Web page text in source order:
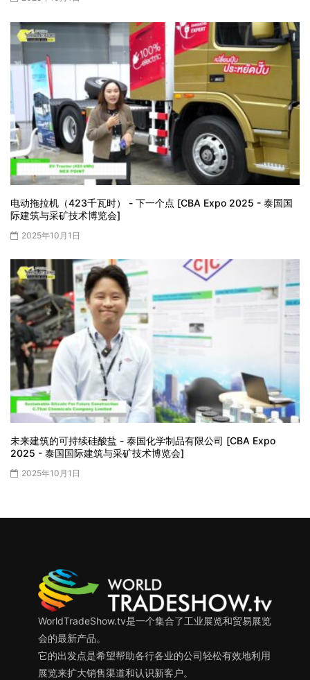
电动拖拉机（423千瓦时） - 下一个点 [CBA Expo 2025 - 泰国国
际建筑与采矿技术博览会]
2025年10月1日
未来建筑的可持续硅酸盐 - 泰国化学制品有限公司 [CBA Expo
2025 - 泰国国际建筑与采矿技术博览会]
2025年10月1日
WorldTradeShow.tv是一个集合了工业展览和贸易展览
会的最新产品。
它的出发点是希望帮助各行各业的公司轻松有效地利用
展览来扩大销售渠道和认识新客户。